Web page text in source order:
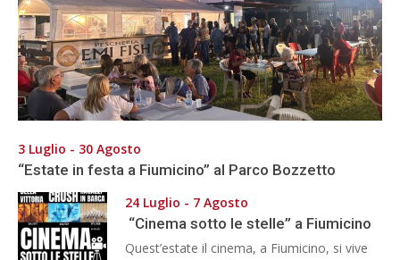
3 Luglio - 30 Agosto
“Estate in festa a Fiumicino” al Parco Bozzetto
24 Luglio - 7 Agosto
“Cinema sotto le stelle” a Fiumicino
Quest’estate il cinema, a Fiumicino, si vive